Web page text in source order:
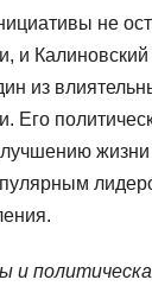
не
и Калиновский
из
Его
и